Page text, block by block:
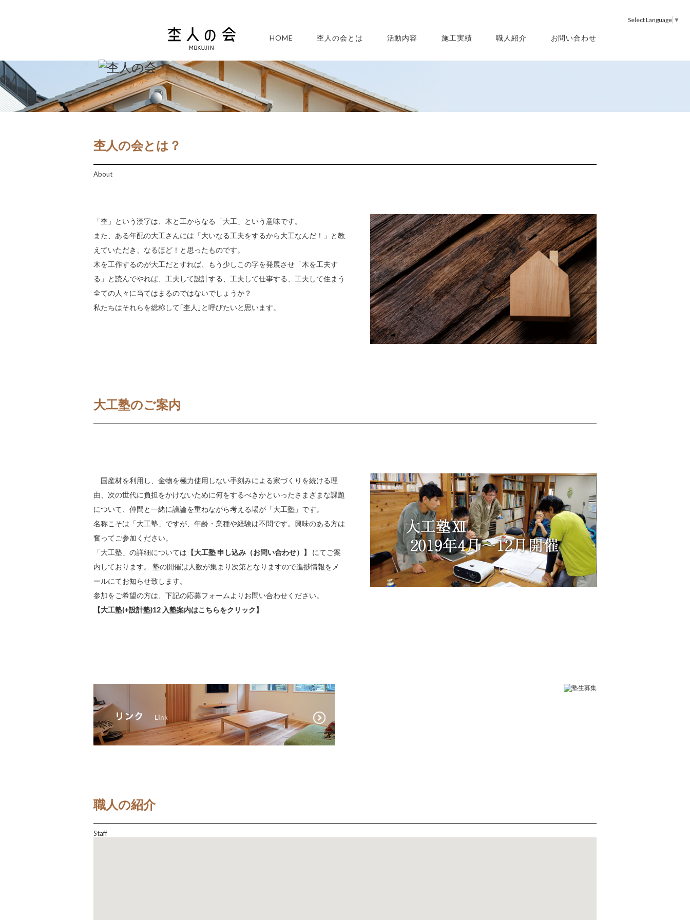
Select Language ▼
HOME 杢人の会とは 活動内容 施工実績 職人紹介 お問い合わせ
杢人の会とは？
About
「杢」という漢字は、木と工からなる「大工」という意味です。
また、ある年配の大工さんには「大いなる工夫をするから大工なんだ！」と教
えていただき、なるほど！と思ったものです。
木を工作するのが大工だとすれば、もう少しこの字を発展させ「木を工夫す
る」と読んでやれば、工夫して設計する、工夫して仕事する、工夫して住まう
全ての人々に当てはまるのではないでしょうか？
私たちはそれらを総称して｢杢人｣と呼びたいと思います。
大工塾のご案内
国産材を利用し、金物を極力使用しない手刻みによる家づくりを続ける理
由、次の世代に負担をかけないために何をするべきかといったさまざまな課題
について、仲間と一緒に議論を重ねながら考える場が「大工塾」です。
名称こそは「大工塾」ですが、年齢・業種や経験は不問です。興味のある方は
奮ってご参加ください。
「大工塾」の詳細については 【大工塾 申し込み（お問い合わせ）】
にてご案
内しております。
塾の開催は人数が集まり次第となりますので進捗情報をメ
ールにてお知らせ致します。
参加をご希望の方は、下記の応募フォームよりお問い合わせください。
【大工塾(+設計塾)12 入塾案内はこちらをクリック】
職人の紹介
Staff